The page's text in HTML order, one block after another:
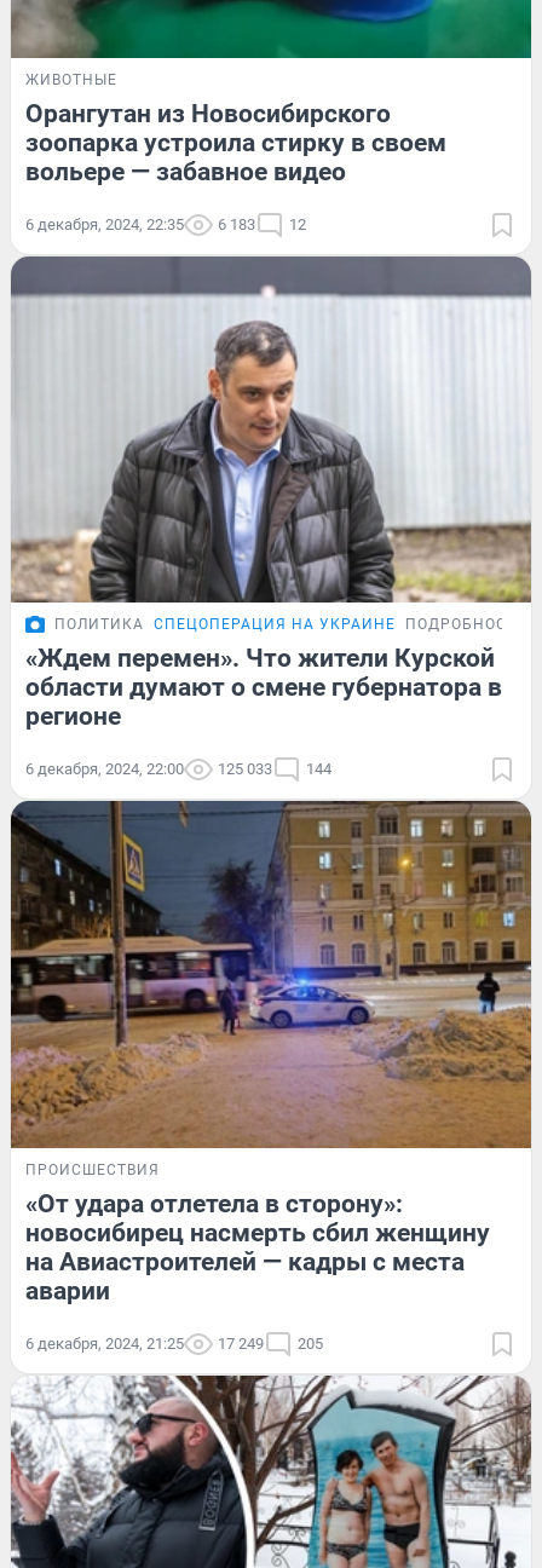
ЖИВОТНЫЕ
Орангутан из Новосибирского
зоопарка устроила стирку в своем
вольере — забавное видео
6 декабря, 2024, 22:35 6 183 12
ПОЛИТИКА СПЕЦОПЕРАЦИЯ НА УКРАИНЕ ПОДРОБНОСТИ
«Ждем перемен». Что жители Курской
области думают о смене губернатора в
регионе
6 декабря, 2024, 22:00 125 033 144
ПРОИСШЕСТВИЯ
«От удара отлетела в сторону»:
новосибирец насмерть сбил женщину
на Авиастроителей — кадры с места
аварии
6 декабря, 2024, 21:25 17 249 205